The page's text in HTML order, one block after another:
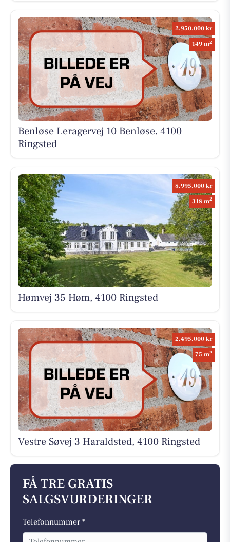
2.950.000 kr
149 m2
Benløse Leragervej 10 Benløse, 4100
Ringsted
8.995.000 kr
318 m2
Hømvej 35 Høm, 4100 Ringsted
2.495.000 kr
75 m2
Vestre Søvej 3 Haraldsted, 4100 Ringsted
FÅ TRE GRATIS
SALGSVURDERINGER
Telefonnummer *